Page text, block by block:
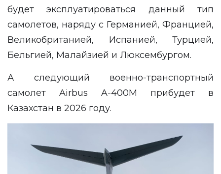
будет эксплуатироваться данный тип
самолетов, наряду с Германией, Францией,
Великобританией, Испанией, Турцией,
Бельгией, Малайзией и Люксембургом.
А следующий военно-транспортный
самолет Airbus A-400M прибудет в
Казахстан в 2026 году.